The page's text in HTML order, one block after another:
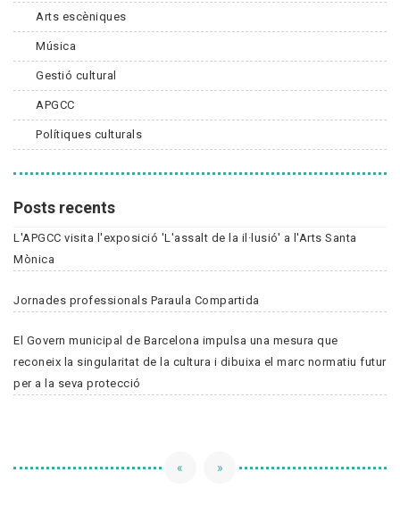
Arts escèniques
Música
Gestió cultural
APGCC
Polítiques culturals
Posts recents
L'APGCC visita l'exposició 'L'assalt de la il·lusió' a l'Arts Santa
Mònica
Jornades professionals Paraula Compartida
El Govern municipal de Barcelona impulsa una mesura que
reconeix la singularitat de la cultura i dibuixa el marc normatiu futur
per a la seva protecció
« »